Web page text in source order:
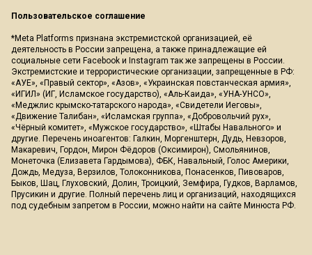
Пользовательское соглашение
*Meta Platforms признана экстремистской организацией, её
деятельность в России запрещена, а также принадлежащие ей
социальные сети Facebook и Instagram так же запрещены в России.
Экстремистские и террористические организации, запрещенные в РФ:
«АУЕ», «Правый сектор», «Азов», «Украинская повстанческая армия»,
«ИГИЛ» (ИГ, Исламское государство), «Аль-Каида», «УНА-УНСО»,
«Меджлис крымско-татарского народа», «Свидетели Иеговы»,
«Движение Талибан», «Исламская группа», «Добровольчий рух»,
«Чёрный комитет», «Мужское государство», «Штабы Навального» и
другие. Перечень иноагентов: Галкин, Моргенштерн, Дудь, Невзоров,
Макаревич, Гордон, Мирон Фёдоров (Оксимирон), Смольянинов,
Монеточка (Елизавета Гардымова), ФБК, Навальный, Голос Америки,
Дождь, Медуза, Верзилов, Толоконникова, Понасенков, Пивоваров,
Быков, Шац, Глуховский, Долин, Троицкий, Земфира, Гудков, Варламов,
Прусикин и другие. Полный перечень лиц и организаций, находящихся
под судебным запретом в России, можно найти на сайте Минюста РФ.